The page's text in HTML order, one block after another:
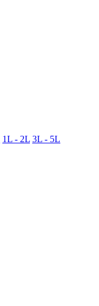
1L - 2L 3L - 5L